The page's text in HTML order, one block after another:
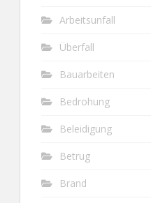
Arbeitsunfall
Überfall
Bauarbeiten
Bedrohung
Beleidigung
Betrug
Brand